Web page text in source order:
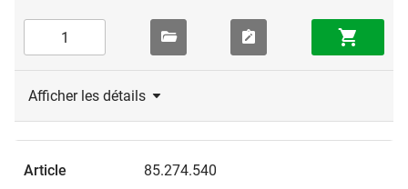
Afficher les détails
85.274.540